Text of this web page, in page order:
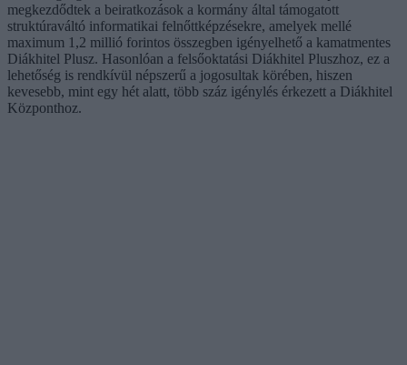
megkezdődtek a beiratkozások a kormány által támogatott
struktúraváltó informatikai felnőttképzésekre, amelyek mellé
maximum 1,2 millió forintos összegben igényelhető a kamatmentes
Diákhitel Plusz. Hasonlóan a felsőoktatási Diákhitel Pluszhoz, ez a
lehetőség is rendkívül népszerű a jogosultak körében, hiszen
kevesebb, mint egy hét alatt, több száz igénylés érkezett a Diákhitel
Központhoz.